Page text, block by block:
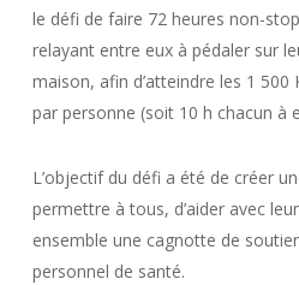
le défi de faire 72 heures non-stop
relayant entre eux à pédaler sur
maison, afin d’atteindre les 1
par personne (soit 10 h chacun à
L’objectif du défi a été de créer
permettre à tous, d’aider avec
ensemble une cagnotte de
personnel de santé.